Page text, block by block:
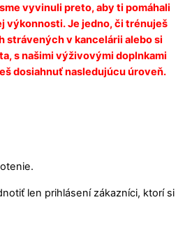
vyvinuli preto, aby ti pomáhali
výkonnosti. Je jedno, či trénuješ
strávených v kancelárii alebo si
s našimi výživovými doplnkami
dosiahnuť nasledujúcu úroveň.
len prihlásení zákazníci, ktorí si